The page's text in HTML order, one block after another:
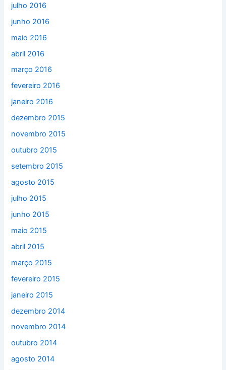
julho 2016
junho 2016
maio 2016
abril 2016
março 2016
fevereiro 2016
janeiro 2016
dezembro 2015
novembro 2015
outubro 2015
setembro 2015
agosto 2015
julho 2015
junho 2015
maio 2015
abril 2015
março 2015
fevereiro 2015
janeiro 2015
dezembro 2014
novembro 2014
outubro 2014
agosto 2014